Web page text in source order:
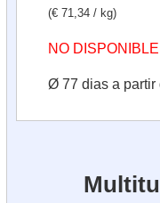
(€ 71,34 / kg)
NO DISPONIBLE
Ø 77 dias a partir